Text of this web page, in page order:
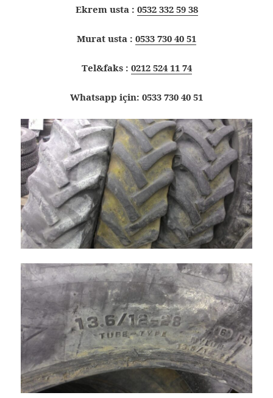
Ekrem usta : 0532 332 59 38
Murat usta : 0533 730 40 51
Tel&faks : 0212 524 11 74
Whatsapp için: 0533 730 40 51